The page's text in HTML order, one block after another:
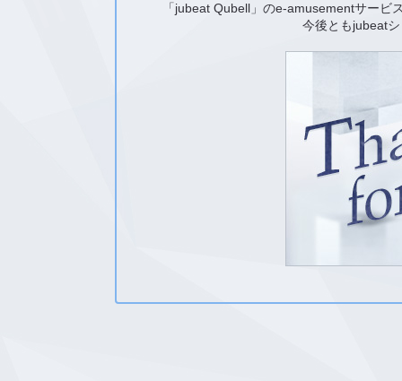
「jubeat Qubell」のe-amusementサー
今後ともjubeat